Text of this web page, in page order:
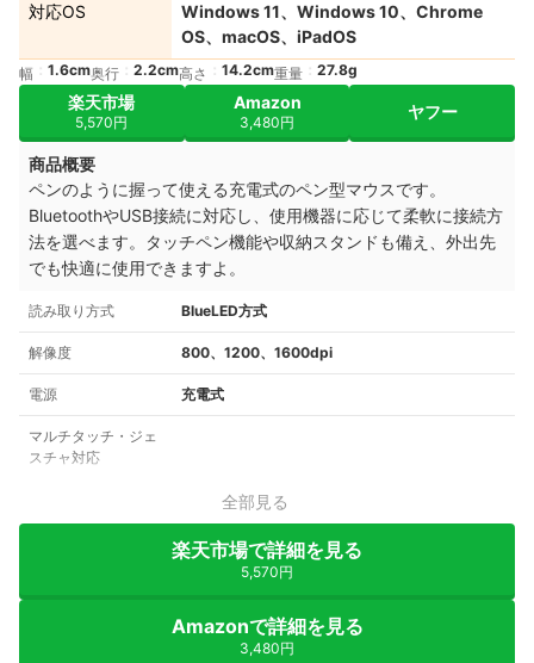
対応OS
Windows 11、Windows 10、Chrome
OS、macOS、iPadOS
幅 1.6cm奥行 2.2cm高さ 14.2cm重量 27.8g
楽天市場
5,570円
Amazon
3,480円
ヤフー
商品概要
ペンのように握って使える充電式のペン型マウスです。
BluetoothやUSB接続に対応し、使用機器に応じて柔軟に接続方
法を選べます。タッチペン機能や収納スタンドも備え、外出先
でも快適に使用できますよ。
読み取り方式 BlueLED方式
解像度 800、1200、1600dpi
電源 充電式
マルチタッチ・ジェ
スチャ対応
全部見る
楽天市場で詳細を見る
5,570円
Amazonで詳細を見る
3,480円